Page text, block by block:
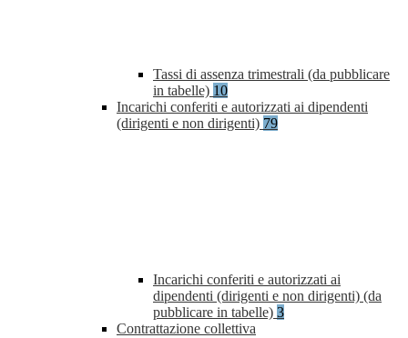
Tassi di assenza trimestrali (da pubblicare
in tabelle) 10
Incarichi conferiti e autorizzati ai dipendenti
(dirigenti e non dirigenti) 79
Incarichi conferiti e autorizzati ai
dipendenti (dirigenti e non dirigenti) (da
pubblicare in tabelle) 3
Contrattazione collettiva